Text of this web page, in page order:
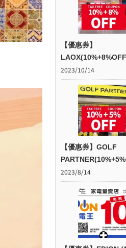
【優惠券】
2023/10/14
【優惠券】GOLF
2023/8/14